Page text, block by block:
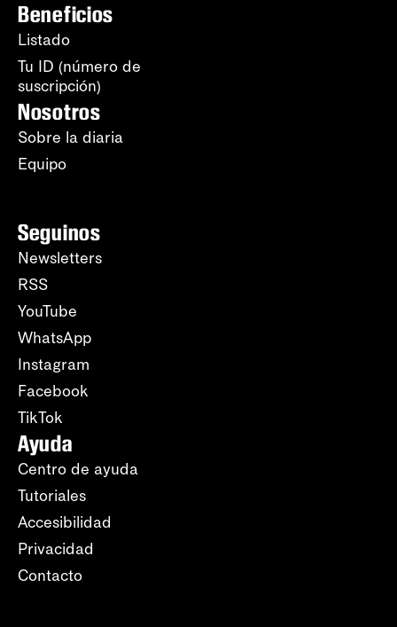
Beneficios
Listado
Tu ID (número de
suscripción)
Nosotros
Sobre la diaria
Equipo
Seguinos
Newsletters
RSS
YouTube
WhatsApp
Instagram
Facebook
TikTok
Ayuda
Centro de ayuda
Tutoriales
Accesibilidad
Privacidad
Contacto